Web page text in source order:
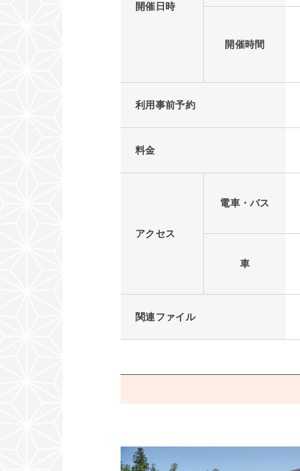
開催日時
開催時間
利用事前予約
料金
アクセス
電車・バス
車
関連ファイル